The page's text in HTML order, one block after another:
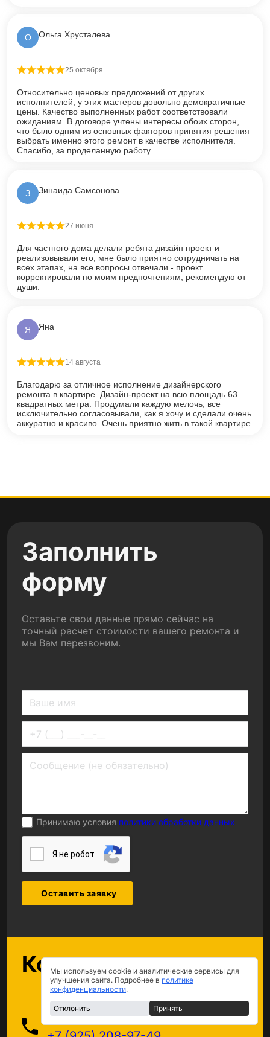
О Ольга Хрусталева
Оценка5из 5
25 октября
Относительно ценовых предложений от других
исполнителей, у этих мастеров довольно демократичные
цены. Качество выполненных работ соответствовали
ожиданиям. В договоре учтены интересы обоих сторон,
что было одним из основных факторов принятия решения
выбрать именно этого ремонт в качестве исполнителя.
Спасибо, за проделанную работу.
З Зинаида Самсонова
Оценка 5из 5
27 июня
Для частного дома делали ребята дизайн проект и
реализовывали его, мне было приятно сотрудничать на
всех этапах, на все вопросы отвечали - проект
корректировали по моим предпочтениям, рекомендую от
души.
Я Яна
Оценка5из 5
14 августа
Благодарю за отличное исполнение дизайнерского
ремонта в квартире. Дизайн-проект на всю площадь 63
квадратных метра. Продумали каждую мелочь, все
исключительно согласовывали, как я хочу и сделали очень
аккуратно и красиво. Очень приятно жить в такой квартире.
Заполнить
форму
Оставьте свои данные прямо сейчас на
точный расчет стоимости вашего ремонта и
мы Вам перезвоним.
Принимаю условия политики обработки данных
Я нe poбoт
Оставить заявку
Контакты
Мы используем cookie и аналитические сервисы для
улучшения сайта. Подробнее в политике
конфиденциальности.
Отклонить Принять